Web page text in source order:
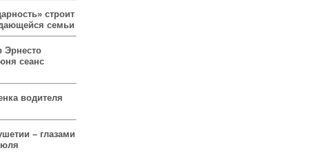
строит
семьи
Эрнесто
сеанс
водителя
– глазами